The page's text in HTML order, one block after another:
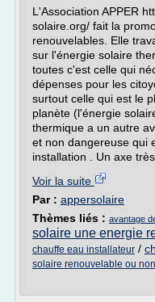
L'Association APPER
solaire.org/ fait la
renouvelables. Elle
sur l'énergie solaire
toutes c'est celle qui
dépenses pour les
surtout celle qui est le
planète (l'énergie
thermique a un autre
et non dangereuse qui
installation . Un axe
Voir la suite
Par : appersolaire
Thèmes liés : avantage
solaire une energie
chauffe eau installateur /
solaire renouvelable ou